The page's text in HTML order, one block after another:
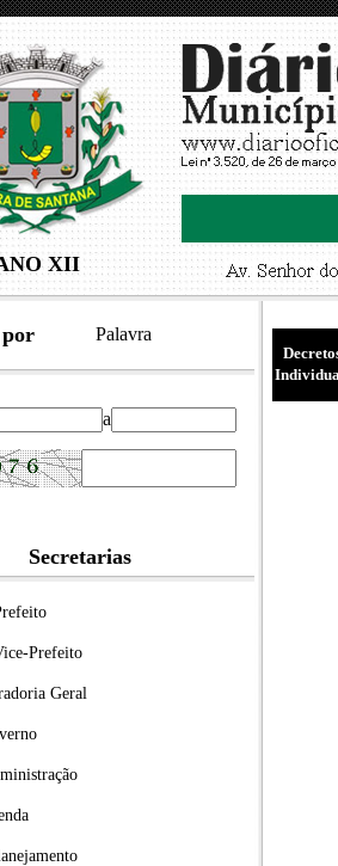
XII
Palavra
a
Secretarias
Prefeito
Geral